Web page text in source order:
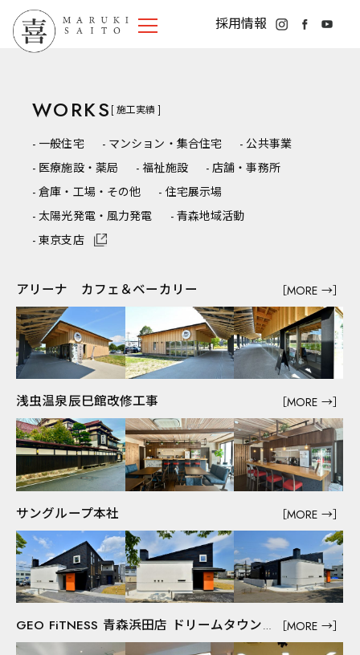
HOME
見学会情報
お知らせ
ニュースレター
採用情報
Facebook
YouTube
会社情報
メッセージ
会社概要
採用情報
WORKS [ 施工実績 ]
一般住宅 マンション・集合住宅
公共事業
医療施設・薬局
福祉施設
店舗・事務所
倉庫・工場・その他
住宅展示場
太陽光発電・風力発電
青森地域活動
東京支店
アリーナ カフェ＆ベーカリー ［MORE →］
浅虫温泉辰巳館改修工事 ［MORE →］
サングループ本社 ［MORE →］
GEO FiTNESS 青森浜田店 ドリームタウンALI2階 ［MORE →］